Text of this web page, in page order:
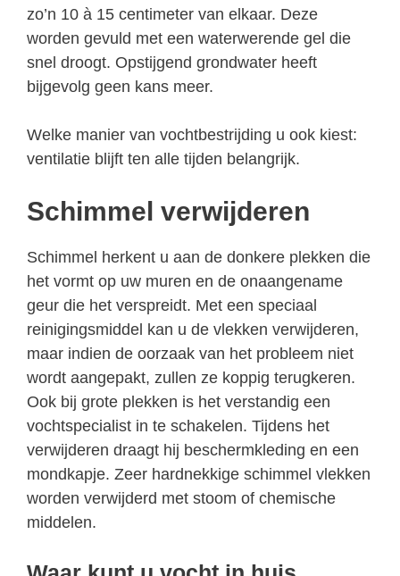
zo’n 10 à 15 centimeter van elkaar. Deze
worden gevuld met een waterwerende gel die
snel droogt. Opstijgend grondwater heeft
bijgevolg geen kans meer.
Welke manier van vochtbestrijding u ook kiest:
ventilatie blijft ten alle tijden belangrijk.
Schimmel verwijderen
Schimmel herkent u aan de donkere plekken die
het vormt op uw muren en de onaangename
geur die het verspreidt. Met een speciaal
reinigingsmiddel kan u de vlekken verwijderen,
maar indien de oorzaak van het probleem niet
wordt aangepakt, zullen ze koppig terugkeren.
Ook bij grote plekken is het verstandig een
vochtspecialist in te schakelen. Tijdens het
verwijderen draagt hij beschermkleding en een
mondkapje. Zeer hardnekkige schimmel vlekken
worden verwijderd met stoom of chemische
middelen.